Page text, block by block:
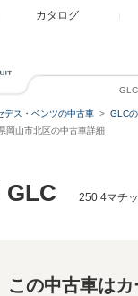
カタログ
デス・ベンツの中古車 GLC
岡山市北区の中古車詳細
GLC 250 4マチ
この中古車は